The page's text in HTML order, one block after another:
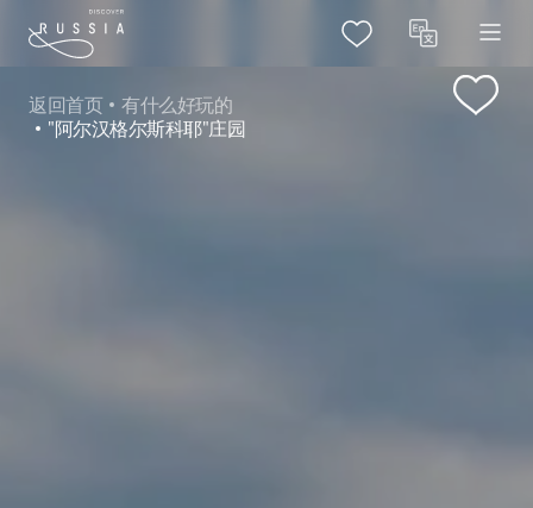
返回首页
有什么好玩的
"阿尔汉格尔斯科耶"庄园